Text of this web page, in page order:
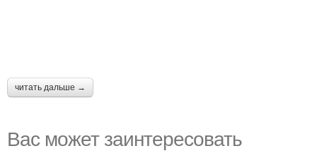
читать дальше →
Вас может заинтересовать